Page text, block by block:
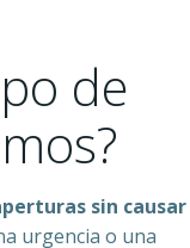
de
sin causar
urgencia o una